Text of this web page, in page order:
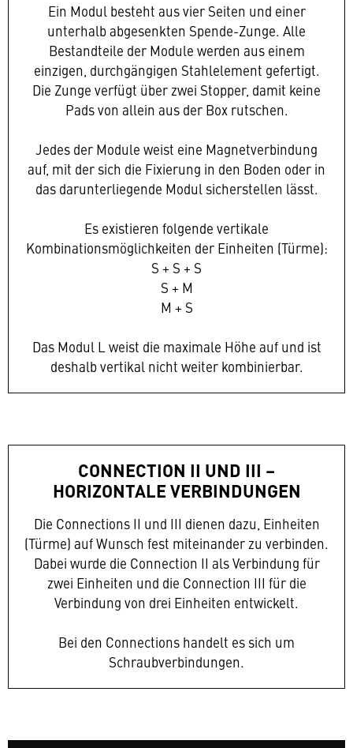
Ein Modul besteht aus vier Seiten und einer
unterhalb abgesenkten Spende-Zunge. Alle
Bestandteile der Module werden aus einem
einzigen, durchgängigen Stahlelement gefertigt.
Die Zunge verfügt über zwei Stopper, damit keine
Pads von allein aus der Box rutschen.
Jedes der Module weist eine Magnetverbindung
auf, mit der sich die Fixierung in den Boden oder in
das darunterliegende Modul sicherstellen lässt.
Es existieren folgende vertikale
Kombinationsmöglichkeiten der Einheiten (Türme):
S + S + S
S + M
M + S
Das Modul L weist die maximale Höhe auf und ist
deshalb vertikal nicht weiter kombinierbar.
CONNECTION II UND III –
HORIZONTALE VERBINDUNGEN
Die Connections II und III dienen dazu, Einheiten
(Türme) auf Wunsch fest miteinander zu verbinden.
Dabei wurde die Connection II als Verbindung für
zwei Einheiten und die Connection III für die
Verbindung von drei Einheiten entwickelt.
Bei den Connections handelt es sich um
Schraubverbindungen.